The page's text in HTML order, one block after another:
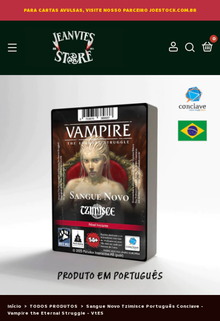
PARA CARTAS AVULSAS, VISITE NOSSO PARCEIRO JOESTOCK.COM.BR
0
Início > TODOS PRODUTOS > Sangue Novo Tzimisce Português Conclave -
Vampire the Eternal Struggle - VtES